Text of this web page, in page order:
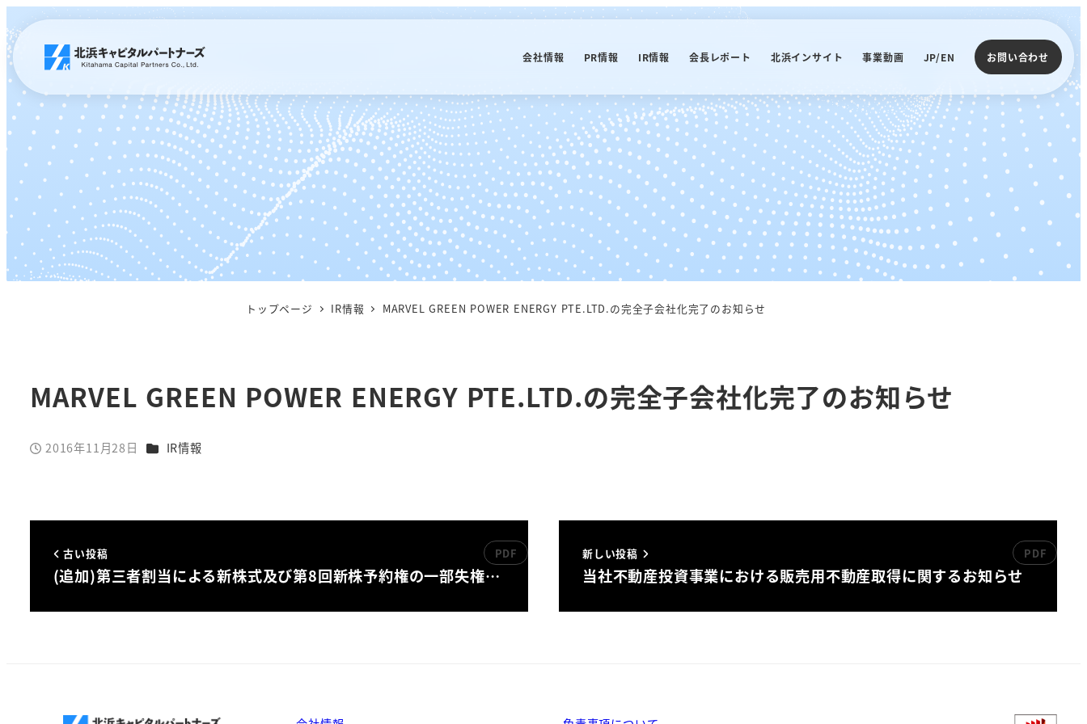
イ
ン
コ
ン
テ
ン
へ
移
会社情報 PR情報 IR情報 会長レポート 北浜インサイト 事業動画 JP/EN お問い合わせ
トップページ IR情報 MARVEL GREEN POWER ENERGY PTE.LTD.の完全子会社化完了のお知らせ
MARVEL GREEN POWER ENERGY PTE.LTD.の完全子会社化完了のお知らせ
投稿日
2016年11月28日 カテゴリー
IR情報
古い投稿
(追加)第三者割当による新株式及び第8回新株予約権の一部失権…
新しい投稿
当社不動産投資事業における販売用不動産取得に関するお知らせ